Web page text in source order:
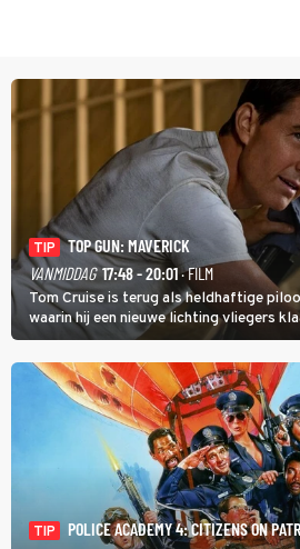
TIP
TOP GUN: MAVERICK
VANMIDDAG 17:48 - 20:01· FILM
Tom Cruise is terug als heldhaftige
waarin hij een nieuwe lichting vliegers
werk.
TIP
POLICE ACADEMY 4: CITIZENS ON